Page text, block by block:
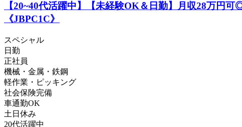
【20~40代活躍中】【未経験OK＆日勤】月収28万円
《JBPC1C》
スペシャル
日勤
正社員
機械・金属・鉄鋼
軽作業・ピッキング
社会保険完備
車通勤OK
土日休み
20代活躍中